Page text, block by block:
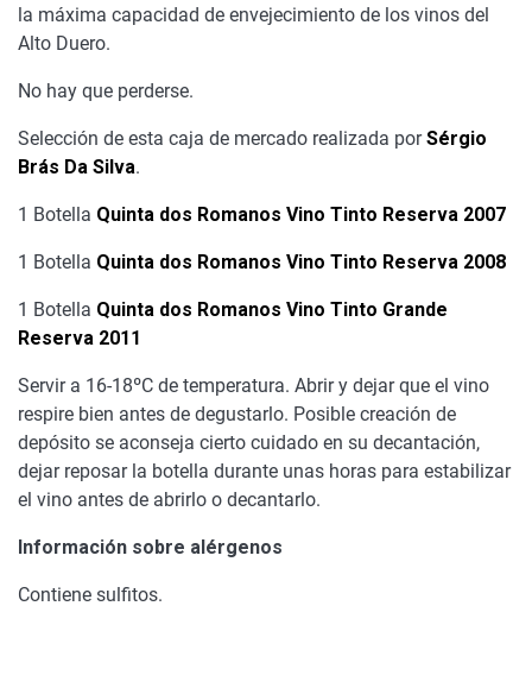
la máxima capacidad de envejecimiento de los vinos del
Alto Duero.
No hay que perderse.
Selección de esta caja de mercado realizada porSérgio
Brás Da Silva.
1 Botella Quinta dos Romanos Vino Tinto Reserva 2007
1 Botella Quinta dos Romanos Vino Tinto Reserva 2008
1 Botella Quinta dos Romanos Vino Tinto Grande
Reserva 2011
Servir a 16-18ºC de temperatura. Abrir y dejar que el vino
respire bien antes de degustarlo. Posible creación de
depósito se aconseja cierto cuidado en su decantación,
dejar reposar la botella durante unas horas para estabilizar
el vino antes de abrirlo o decantarlo.
Información sobre alérgenos
Contiene sulfitos.